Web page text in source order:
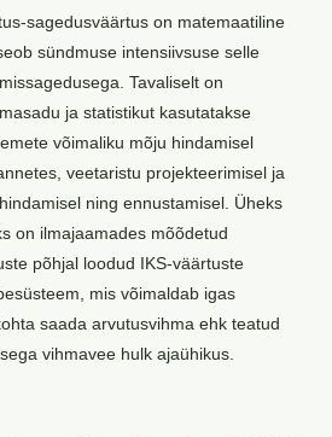
sagedusväärtus on matemaatiline
sündmuse intensiivsuse selle
Tavaliselt on
ja statistikut kasutatakse
võimaliku mõju hindamisel
veetaristu projekteerimisel ja
ning ennustamisel. Üheks
on ilmajaamades mõõdetud
põhjal loodud IKS-väärtuste
mis võimaldab igas
saada arvutusvihma ehk teatud
vihmavee hulk ajaühikus.